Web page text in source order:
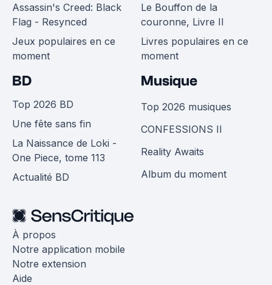
Assassin's Creed: Black
Flag - Resynced
Jeux populaires en ce
moment
Le Bouffon de la
couronne, Livre II
Livres populaires en ce
moment
BD
Top 2026 BD
Une fête sans fin
La Naissance de Loki -
One Piece, tome 113
Actualité BD
Musique
Top 2026 musiques
CONFESSIONS II
Reality Awaits
Album du moment
À propos
Notre application mobile
Notre extension
Aide